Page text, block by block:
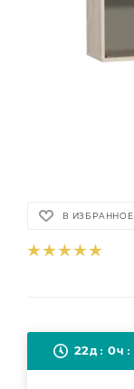
В ИЗБРАННОЕ
22д 0ч